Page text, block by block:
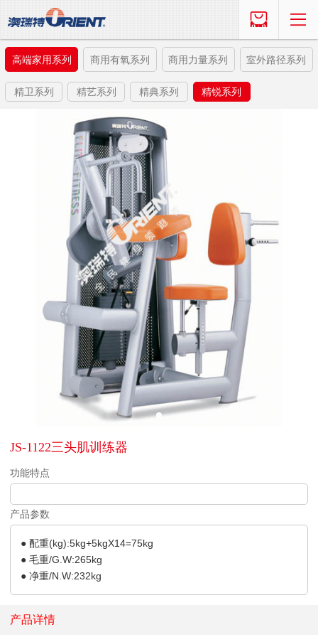
高端家用系列 商用有氧系列 商用力量系列 室外路径系列
精卫系列 精艺系列 精典系列 精锐系列
JS-1122三头肌训练器
功能特点
产品参数
● 配重(kg):5kg+5kgX14=75kg
● 毛重/G.W:265kg
● 净重/N.W:232kg
产品详情